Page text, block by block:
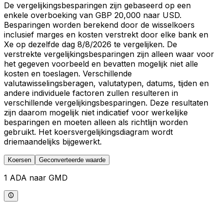
De vergelijkingsbesparingen zijn gebaseerd op een
enkele overboeking van GBP 20,000 naar USD.
Besparingen worden berekend door de wisselkoers
inclusief marges en kosten verstrekt door elke bank en
Xe op dezelfde dag 8/8/2026 te vergelijken. De
verstrekte vergelijkingsbesparingen zijn alleen waar voor
het gegeven voorbeeld en bevatten mogelijk niet alle
kosten en toeslagen. Verschillende
valutawisselingsberagen, valutatypen, datums, tijden en
andere individuele factoren zullen resulteren in
verschillende vergelijkingsbesparingen. Deze resultaten
zijn daarom mogelijk niet indicatief voor werkelijke
besparingen en moeten alleen als richtlijn worden
gebruikt. Het koersvergelijkingsdiagram wordt
driemaandelijks bijgewerkt.
Koersen Geconverteerde waarde
1 ADA naar GMD